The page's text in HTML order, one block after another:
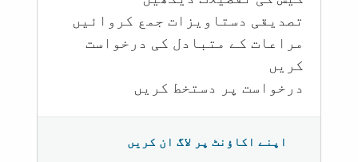
تصدیقی دستاویزات جمع کروائیں
مراعات کے متبادل کی درخواست
کریں
درخواست پر دستخط کریں
اپنے اکاؤنٹ پر لاگ ان کریں